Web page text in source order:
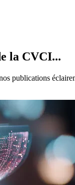
la CVCI...
publications